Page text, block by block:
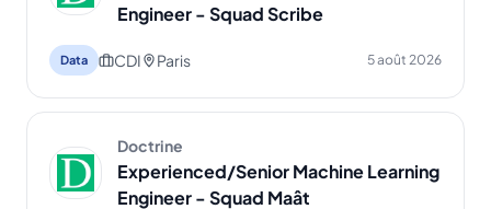
Engineer - Squad Scribe
Data CDI Paris 5 août 2026
Doctrine
Experienced/Senior Machine Learning
Engineer - Squad Maât